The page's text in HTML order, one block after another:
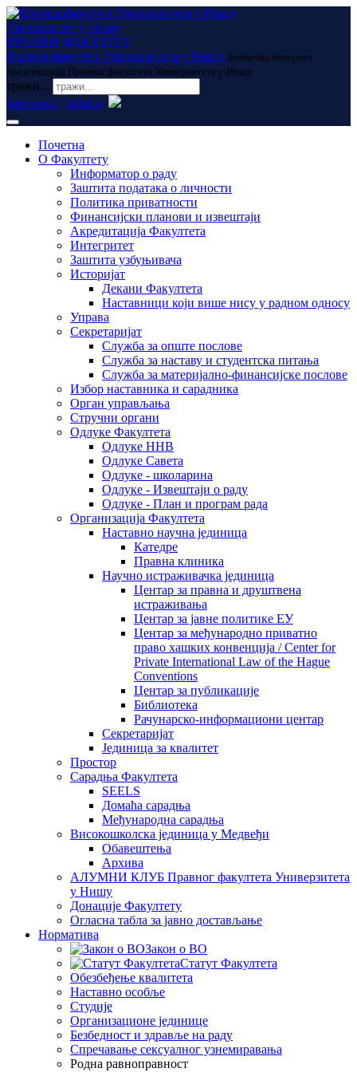
Универзитет у Нишу
ПРАВНИ ФАКУЛТЕТ
Правни факултет Универзитета у Нишу Званична интернет
презентација Правног факултета Универзитета у Нишу
тражи...
ћирилица latinica
Почетна
О Факултету
Информатор о раду
Заштита података о личности
Политика приватности
Финансијски планови и извештаји
Акредитација Факултета
Интегритет
Заштита узбуњивача
Историјат
Декани Факултета
Наставници који више нису у радном односу
Управа
Секретаријат
Служба за опште послове
Служба за наставу и студентска питања
Служба за материјално-финансијске послове
Избор наставника и сарадника
Oрган управљања
Стручни органи
Одлуке Факултета
Одлуке ННВ
Одлуке Савета
Одлуке - школарина
Одлуке - Извештаји о раду
Одлуке - План и програм рада
Организација Факултета
Наставно научна јединица
Катедре
Правна клиника
Научно истраживачка јединица
Центар за правна и друштвена
истраживања
Центар за јавне политике ЕУ
Центар за међународно приватно
право хашких конвенција / Center for
Private International Law of the Hague
Conventions
Центар за публикације
Библиотека
Рачунарско-информациони центар
Секретаријат
Јединица за квалитет
Простор
Сарадња Факултета
SEELS
Домаћа сарадња
Међународна сарадња
Високошколска јединица у Медвеђи
Обавештења
Архива
АЛУМНИ КЛУБ Правног факултета Универзитета
у Нишу
Донације Факултету
Огласна табла за јавно достављање
Норматива
Закон о ВО
Статут Факултета
Обезбеђење квалитета
Наставно особље
Студије
Организационе јединице
Безбедност и здравље на раду
Спречавање сексуалног узнемиравања
Родна равноправност